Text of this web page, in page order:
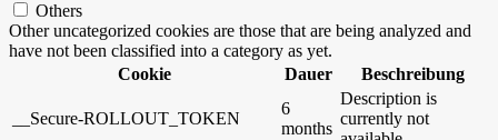
Others
Other uncategorized cookies are those that are being analyzed and
have not been classified into a category as yet.
Cookie
Dauer Beschreibung
__Secure-ROLLOUT_TOKEN
6
months
Description is
currently not